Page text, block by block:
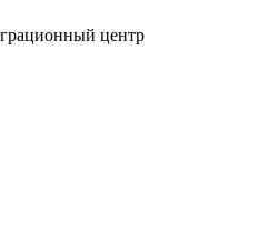
центр